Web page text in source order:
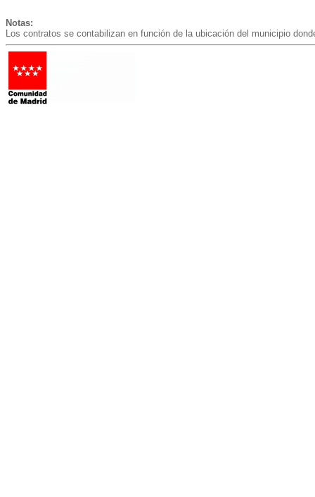
Notas:
Los contratos se contabilizan en función de la ubicación del municipio